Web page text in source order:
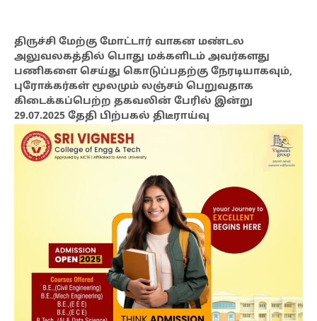
திருச்சி மேற்கு மோட்டார் வாகன மண்டல
அலுவலகத்தில் பொது மக்களிடம் அவர்களது
பணிகளை செய்து கொடுப்பதற்கு நேரடியாகவும்,
புரோக்கர்கள் மூலமும் லஞ்சம் பெறுவதாக
கிடைக்கப்பெற்ற தகவலின் பேரில் இன்று
29.07.2025 தேதி பிற்பகல் திடீராய்வு